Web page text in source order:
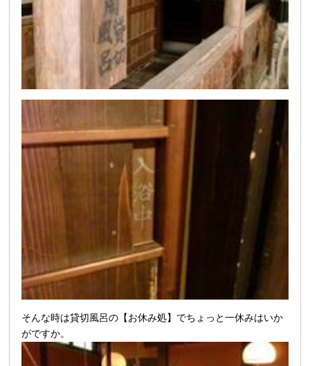
そんな時は貸切風呂の【お休み処】でちょっと一休みはいか
がですか。